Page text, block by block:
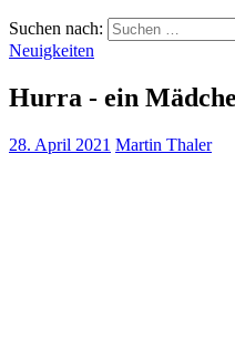
Suchen nach:
Neuigkeiten
Hurra - ein
28. April 2021 Martin Thaler